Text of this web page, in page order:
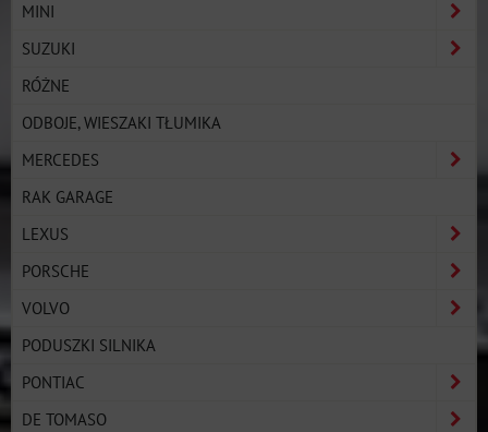
MINI
SUZUKI
RÓŻNE
ODBOJE, WIESZAKI TŁUMIKA
MERCEDES
RAK GARAGE
LEXUS
PORSCHE
VOLVO
PODUSZKI SILNIKA
PONTIAC
DE TOMASO